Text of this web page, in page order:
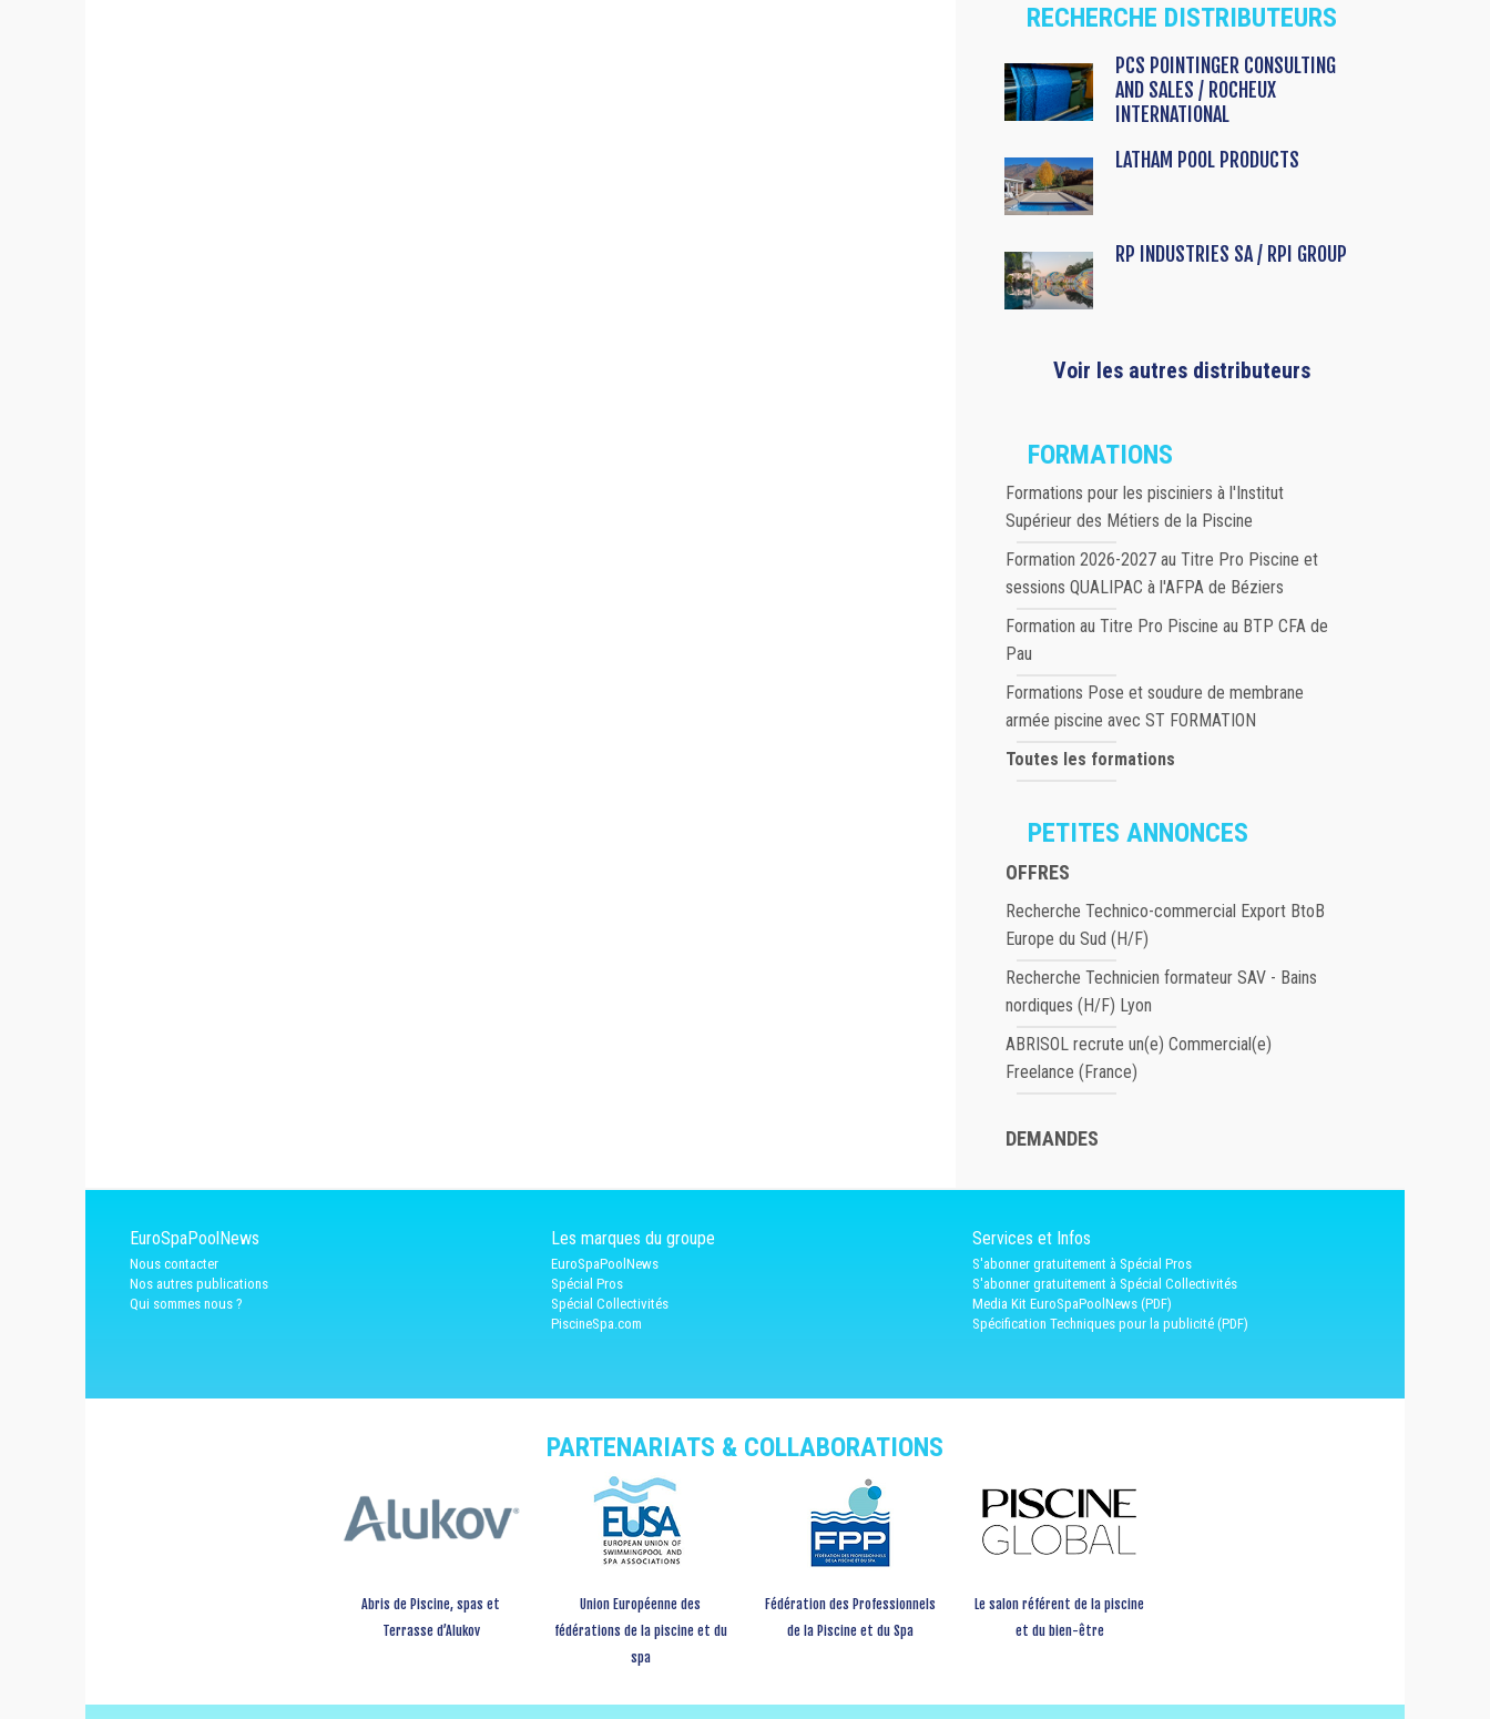
RECHERCHE DISTRIBUTEURS
PCS POINTINGER CONSULTING
AND SALES / ROCHEUX
INTERNATIONAL
LATHAM POOL PRODUCTS
RP INDUSTRIES SA / RPI GROUP
Voir les autres distributeurs
FORMATIONS
Formations pour les pisciniers à l'Institut
Supérieur des Métiers de la Piscine
Formation 2026-2027 au Titre Pro Piscine et
sessions QUALIPAC à l'AFPA de Béziers
Formation au Titre Pro Piscine au BTP CFA de
Pau
Formations Pose et soudure de membrane
armée piscine avec ST FORMATION
Toutes les formations
PETITES ANNONCES
OFFRES
Recherche Technico-commercial Export BtoB
Europe du Sud (H/F)
Recherche Technicien formateur SAV - Bains
nordiques (H/F) Lyon
ABRISOL recrute un(e) Commercial(e)
Freelance (France)
DEMANDES
EuroSpaPoolNews
Nous contacter
Nos autres publications
Qui sommes nous ?
Les marques du groupe
EuroSpaPoolNews
Spécial Pros
Spécial Collectivités
PiscineSpa.com
Services et Infos
S'abonner gratuitement à Spécial Pros
S'abonner gratuitement à Spécial Collectivités
Media Kit EuroSpaPoolNews (PDF)
Spécification Techniques pour la publicité (PDF)
PARTENARIATS & COLLABORATIONS
Abris de Piscine, spas et
Terrasse d’Alukov
Union Européenne des
fédérations de la piscine et du
spa
Fédération des Professionnels
de la Piscine et du Spa
Le salon référent de la piscine
et du bien-être